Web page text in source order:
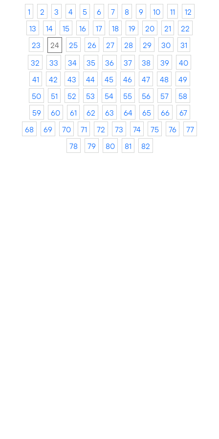
1 2 3 4 5 6 7 8 9 10 11
12
13
14 15 16 17 18 19 20 21
22
23
24 25 26 27 28 29 30
31
32
33 34 35 36 37 38 39
40
41
42 43 44 45 46 47 48
49
50
51 52 53 54 55 56 57
58
59
60 61 62 63 64 65 66
67
68
69 70 71 72 73 74 75 76
77
78
79 80 81 82